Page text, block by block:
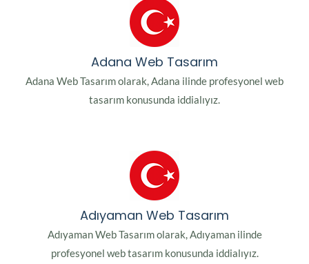
Adana Web Tasarım
Adana Web Tasarım olarak, Adana ilinde profesyonel web
tasarım konusunda iddialıyız.
Adıyaman Web Tasarım
Adıyaman Web Tasarım olarak, Adıyaman ilinde
profesyonel web tasarım konusunda iddialıyız.